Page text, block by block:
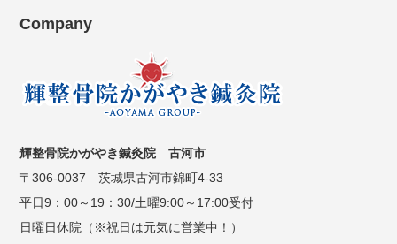
Company
輝整骨院かがやき鍼灸院 古河市
〒306-0037 茨城県古河市錦町4-33
平日9：00～19：30/土曜9:00～17:00受付
日曜日休院（※祝日は元気に営業中！）